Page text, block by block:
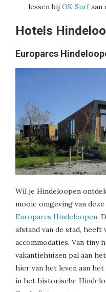
lessen bij OK Surfaan
Hotels
Europarcs
Wil je Hindeloopen
mooie omgeving van
Europarcs Hindeloopen.
afstand van de stad, heeft
accommodaties. Van tiny
vakantiehuizen pal aan
hier van het leven aan
in het historische